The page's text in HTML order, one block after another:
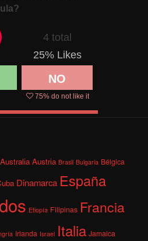
4 total
25% Likes
NO
75% do not like it
Australia Austria Brasil Bulgaria Bélgica
Dinamarca España
Etiopía Filipinas Francia
Irlanda Israel Italia Jamaica